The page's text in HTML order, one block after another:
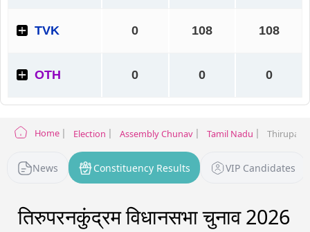
Home Election Assembly Chunav Tamil Nadu
News Constituency Results VIP Candidates
तिरुपरनकुंद्रम विधानसभा चुनाव 2026